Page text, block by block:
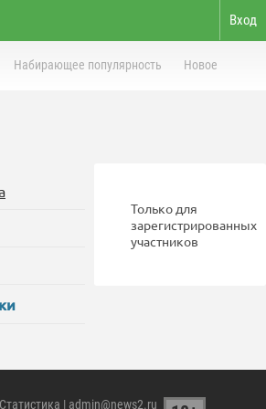
Вход
Набирающее популярность Новое
Только для
зарегистрированных
участников
Статистика | admin@news2.ru